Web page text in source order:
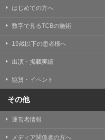
はじめての方へ
数字で見るTCBの施術
19歳以下の患者様へ
出演・掲載実績
協賛・イベント
その他
運営者情報
メディア関係者の方へ